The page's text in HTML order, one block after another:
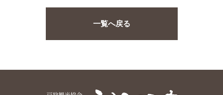
一覧へ戻る